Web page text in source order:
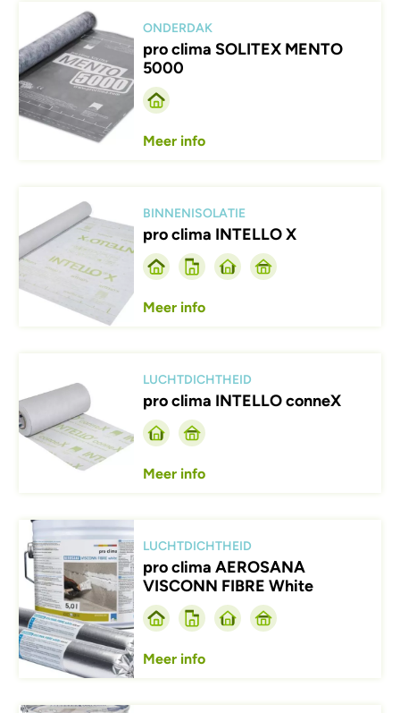
Afbeelding
ONDERDAK
pro clima SOLITEX MENTO
5000
Meer info
BINNENISOLATIE
pro clima INTELLO X
Meer info
LUCHTDICHTHEID
pro clima INTELLO conneX
Meer info
Afbeelding
LUCHTDICHTHEID
pro clima AEROSANA
VISCONN FIBRE White
Meer info